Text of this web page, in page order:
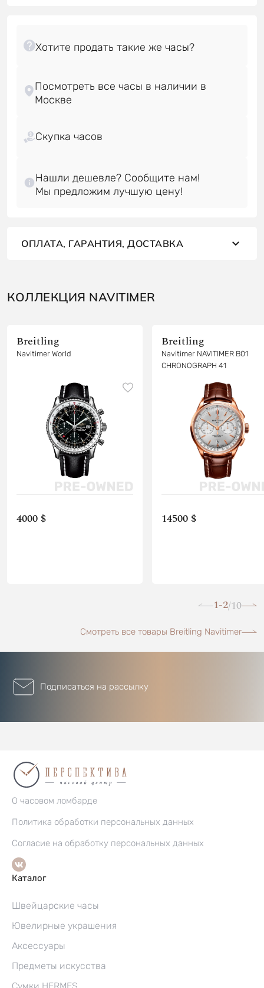
Посмотреть все часы в наличии в
Скупка часов
Нашли дешевле? Сообщите нам!
ОПЛАТА, ГАРАНТИЯ, ДОСТАВКА
КОЛЛЕКЦИЯ NAVITIMER
Breitling
Navitimer World
4000 $
Breitling
Navitimer NAVITIMER B01
CHRONOGRAPH 41
14500 $
1-2/10
Смотреть все товары Breitling Navitimer
Подписаться на рассылку
О часовом ломбарде
Политика обработки персональных данных
Согласие на обработку персональных данных
Каталог
Швейцарские часы
Ювелирные украшения
Аксессуары
Предметы искусства
Сумки HERMES